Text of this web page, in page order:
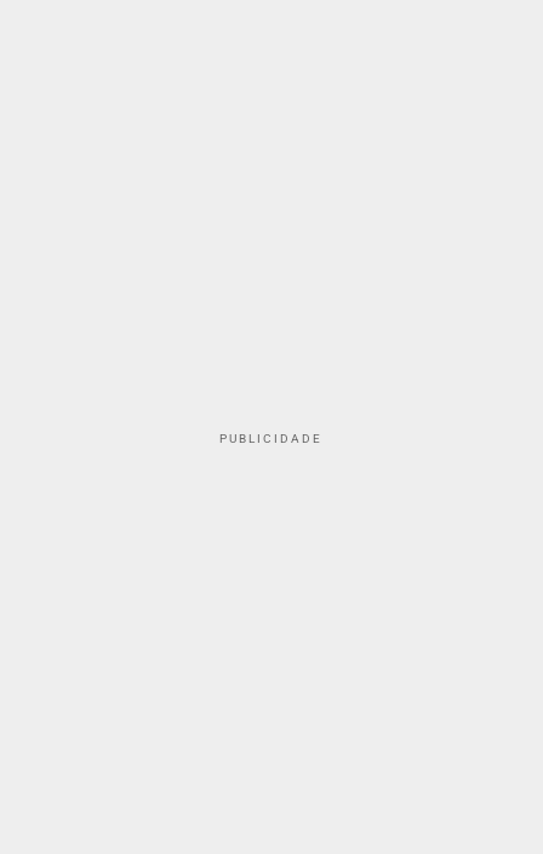
PUBLICIDADE